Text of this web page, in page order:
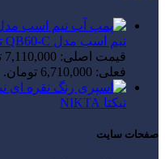
نیم اسب مدل QB60-C تمام مس آمازون
قیمت اصلی: 7,110,000 تومان بود.
فعلی: 6,710,000 تومان.
نیکتا NIKTA
صفحات سایت